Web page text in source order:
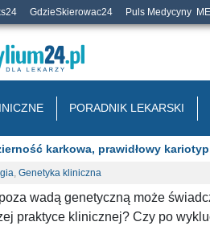
GdzieSkierowac24 Puls Medycyny
PORADNIK LEKARSKI
karkowa, prawidłowy
, Genetyka kliniczna
wadą genetyczną może
praktyce klinicznej? Czy po